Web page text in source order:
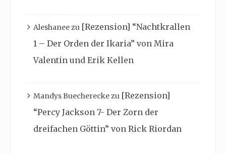
Aleshaneezu [Rezension] “Nachtkrallen
1 – Der Orden der Ikaria” von Mira
Valentin und Erik Kellen
Mandys Buechereckezu [Rezension]
“Percy Jackson 7- Der Zorn der
dreifachen Göttin” von Rick Riordan